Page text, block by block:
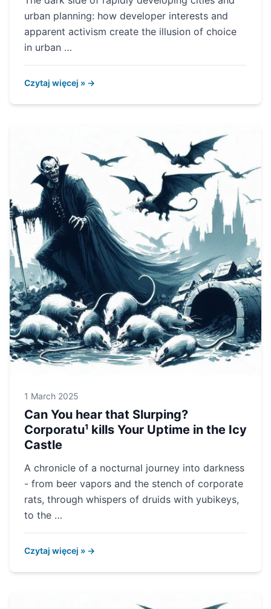
urban planning: how developer interests and
apparent activism create the illusion of choice
in urban …
Czytaj więcej » →
1 March 2025
Can You hear that Slurping?
Corporatu¹ kills Your Uptime in the Icy
Castle
A chronicle of a nocturnal journey into darkness
- from beer vapors and the stench of corporate
rats, through whispers of druids with yubikeys,
to the …
Czytaj więcej » →